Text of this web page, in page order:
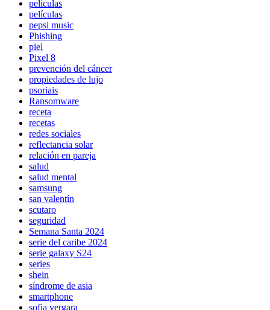
peliculas
películas
pepsi music
Phishing
piel
Pixel 8
prevención del cáncer
propiedades de lujo
psoriais
Ransomware
receta
recetas
redes sociales
reflectancia solar
relación en pareja
salud
salud mental
samsung
san valentín
scutaro
seguridad
Semana Santa 2024
serie del caribe 2024
serie galaxy S24
series
shein
síndrome de asia
smartphone
sofia vergara